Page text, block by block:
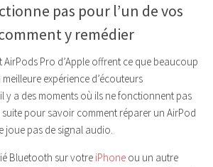
pas pour l’un de vos
y remédier
AirPods Pro d’Apple offrent ce que beaucoup
expérience d’écouteurs
y a des moments où ils ne fonctionnent pas
suite pour savoir comment réparer un AirPod
joue pas de signal audio.
Bluetooth sur votre iPhone ou un autre